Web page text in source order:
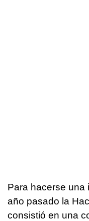
Para hacerse una
año pasado la
consistió en una